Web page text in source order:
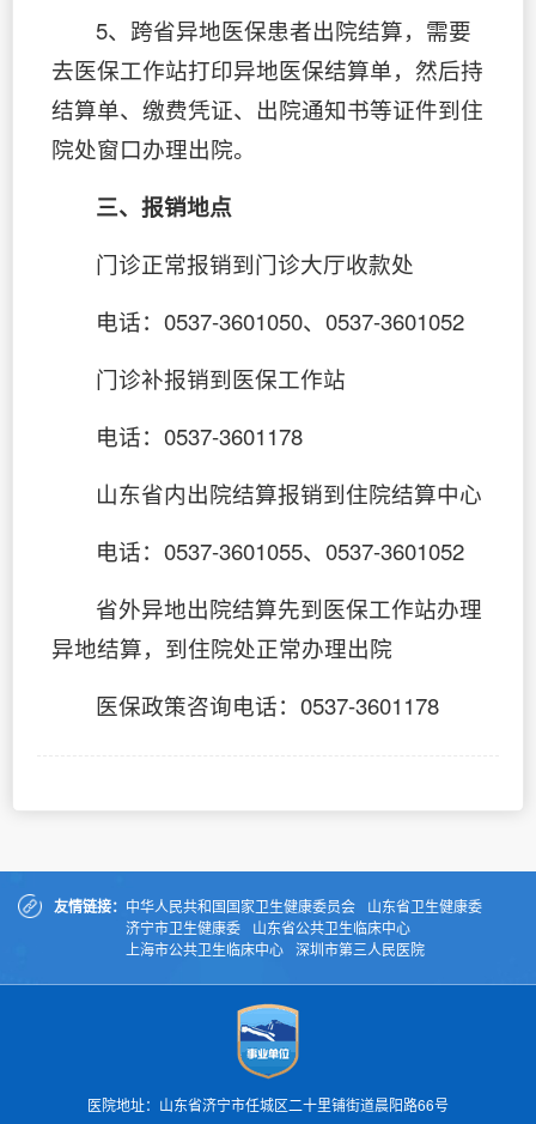
5、跨省异地医保患者出院结算，需要
去医保工作站打印异地医保结算单，然后持
结算单、缴费凭证、出院通知书等证件到住
院处窗口办理出院。
三、报销地点
门诊正常报销到门诊大厅收款处
电话：0537-3601050、0537-3601052
门诊补报销到医保工作站
电话：0537-3601178
山东省内出院结算报销到住院结算中心
电话：0537-3601055、0537-3601052
省外异地出院结算先到医保工作站办理
异地结算，到住院处正常办理出院
医保政策咨询电话：0537-3601178
友情链接： 中华人民共和国国家卫生健康委员会
山东省卫生健康委
济宁市卫生健康委
山东省公共卫生临床中心
上海市公共卫生临床中心 深圳市第三人民医院
医院地址：山东省济宁市任城区二十里铺街道晨阳路66号